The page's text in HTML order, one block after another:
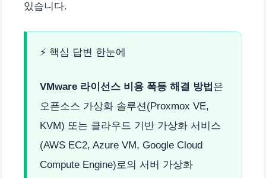
있습니다.
⚡ 핵심 답변 한눈에
VMware 라이선스 비용 폭등 해결 방법 은
오픈소스 가상화 솔루션(Proxmox VE,
KVM) 또는 클라우드 기반 가상화 서비스
(AWS EC2, Azure VM, Google Cloud
Compute Engine)로의 서버 가상화